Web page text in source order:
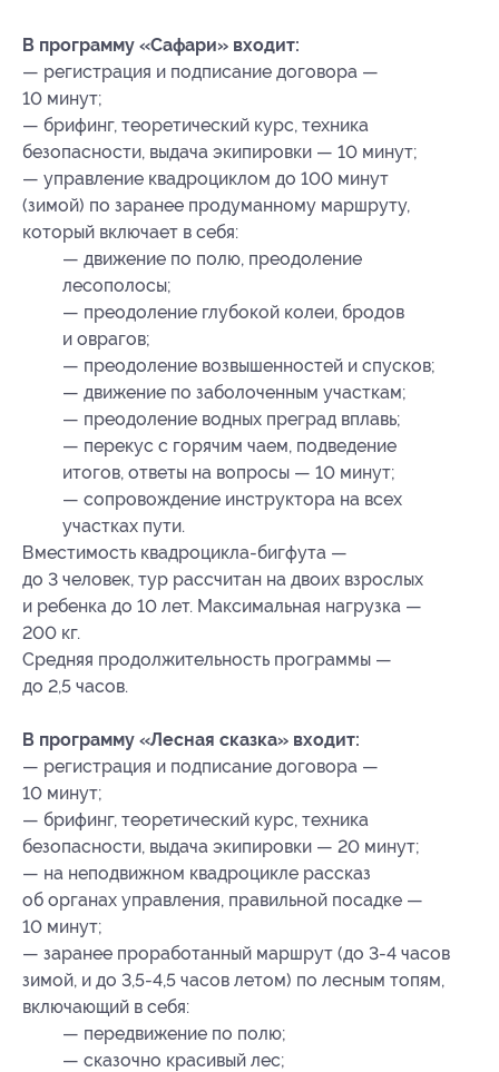
В программу «Сафари» входит:
— регистрация и подписание договора —
10 минут;
— брифинг, теоретический курс, техника
безопасности, выдача экипировки — 10 минут;
— управление квадроциклом до 100 минут
(зимой) по заранее продуманному маршруту,
который включает в себя:
— движение по полю, преодоление
лесополосы;
— преодоление глубокой колеи, бродов
и оврагов;
— преодоление возвышенностей и спусков;
— движение по заболоченным участкам;
— преодоление водных преград вплавь;
— перекус с горячим чаем, подведение
итогов, ответы на вопросы — 10 минут;
— сопровождение инструктора на всех
участках пути.
Вместимость квадроцикла-бигфута —
до 3 человек, тур рассчитан на двоих взрослых
и ребенка до 10 лет. Максимальная нагрузка —
200 кг.
Средняя продолжительность программы —
до 2,5 часов.
В программу «Лесная сказка» входит:
— регистрация и подписание договора —
10 минут;
— брифинг, теоретический курс, техника
безопасности, выдача экипировки — 20 минут;
— на неподвижном квадроцикле рассказ
об органах управления, правильной посадке —
10 минут;
— заранее проработанный маршрут (до 3-4 часов
зимой, и до 3,5-4,5 часов летом) по лесным топям,
включающий в себя:
— передвижение по полю;
— сказочно красивый лес;